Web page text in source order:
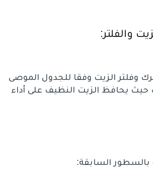
والفلتر:
وفلتر الزيت وفقا للجدول الموصى
حيث يحافظ الزيت النظيف على أداء
السابقة: